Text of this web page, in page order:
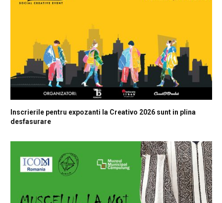
Inscrierile pentru expozanti la Creativo 2026 sunt in plina
desfasurare